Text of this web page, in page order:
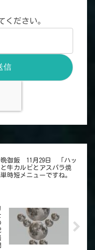
ください。
晩御飯 11月29日 「ハッ
牛カルビとアスパラ焼
時短メニューですね。